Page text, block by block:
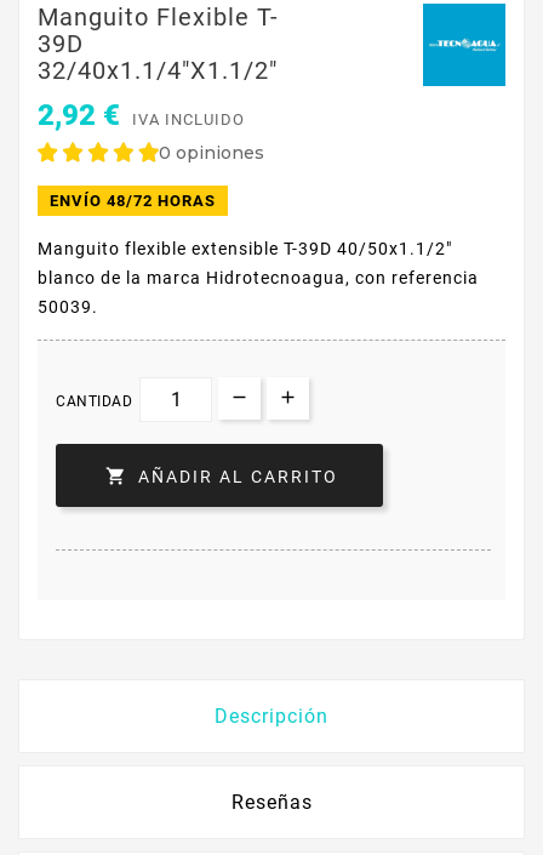
Manguito Flexible T-
39D
32/40x1.1/4"x1.1/2"
2,92 € IVA INCLUIDO
0 opiniones
ENVÍO 48/72 HORAS
Manguito flexible extensible T-39D 40/50x1.1/2"
blanco de la marca Hidrotecnoagua, con referencia
50039.
CANTIDAD
 AÑADIR AL CARRITO
Descripción
Reseñas